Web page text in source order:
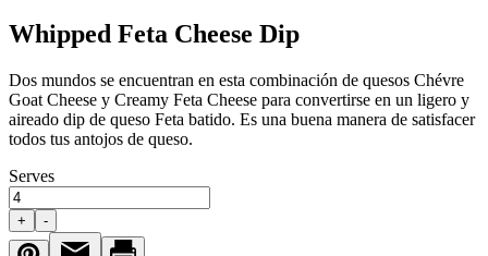
Whipped Feta Cheese Dip
Dos mundos se encuentran en esta combinación de quesos Chévre
Goat Cheese y Creamy Feta Cheese para convertirse en un ligero y
aireado dip de queso Feta batido. Es una buena manera de satisfacer
todos tus antojos de queso.
Serves
+ -